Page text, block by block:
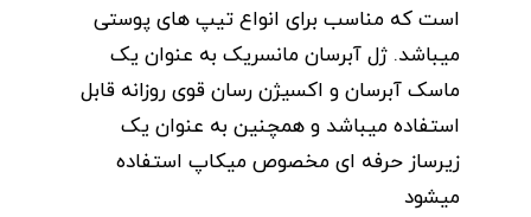
است که مناسب برای انواع تیپ های پوستی
میباشد. ژل آبرسان مانسریک به عنوان یک
ماسک آبرسان و اکسیژن رسان قوی روزانه قابل
استفاده میباشد و همچنین به عنوان یک
زیرساز حرفه ای مخصوص میکاپ استفاده
میشود